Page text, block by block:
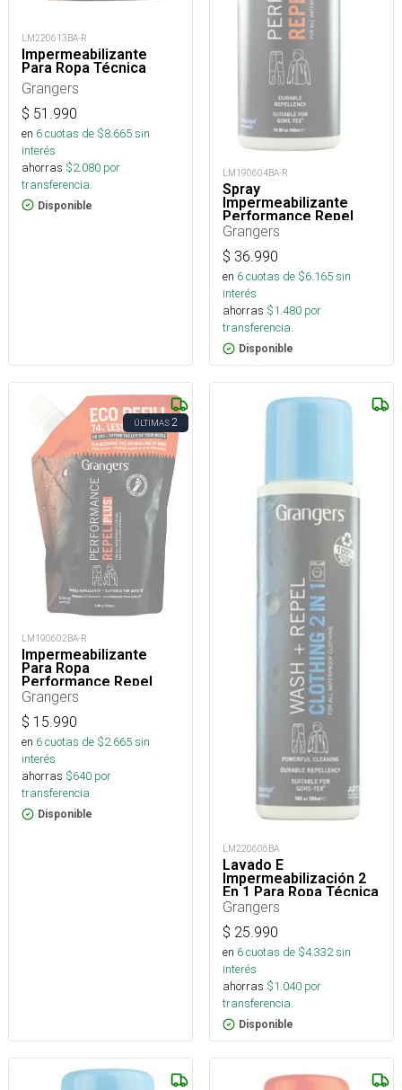
LM220613BA-R
Impermeabilizante
Para Ropa Técnica
Grangers
$ 51.990
en 6cuotas de $8.665sin
interés
ahorras $2.080 por
transferencia.
Disponible
LM190604BA-R
Spray
Impermeabilizante
Performance Repel
Plus 500 Ml
Grangers
$ 36.990
en 6cuotas de $6.165sin
interés
ahorras $1.480 por
transferencia.
Disponible
ÚLTIMAS2
LM190602BA-R
Impermeabilizante
Para Ropa
Performance Repel
Plus Eco Refill 275 Ml
Grangers
$ 15.990
en 6cuotas de $2.665sin
interés
ahorras $640 por
transferencia.
Disponible
LM220606BA
Lavado E
Impermeabilización 2
En 1 Para Ropa Técnica
Grangers
$ 25.990
en 6cuotas de $4.332sin
interés
ahorras $1.040 por
transferencia.
Disponible